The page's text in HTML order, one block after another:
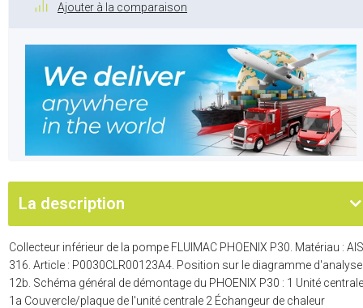
Ajouter à la comparaison
La description
Collecteur inférieur de la pompe FLUIMAC PHOENIX P30. Matériau :
316. Article : P0030CLR00123A4. Position sur le diagramme d'analyse
12b. Schéma général de démontage du PHOENIX P30 : 1 Unité centrale
1a Couvercle/plaque de l'unité centrale 2 Échangeur de chaleur